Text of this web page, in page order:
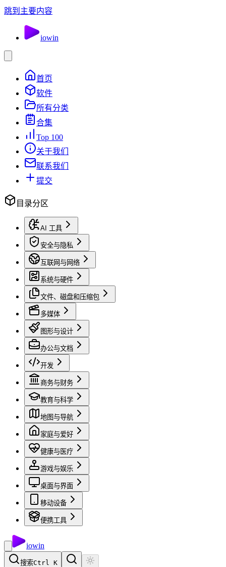
跳到主要内容
iowin
首页
软件
所有分类
合集
Top 100
关于我们
联系我们
提交
目录分区
AI 工具
安全与隐私
互联网与网络
系统与硬件
文件、磁盘和压缩包
多媒体
图形与设计
办公与文档
开发
商务与财务
教育与科学
地图与导航
家庭与爱好
健康与医疗
游戏与娱乐
桌面与界面
移动设备
便携工具
iowin
搜索Ctrl K